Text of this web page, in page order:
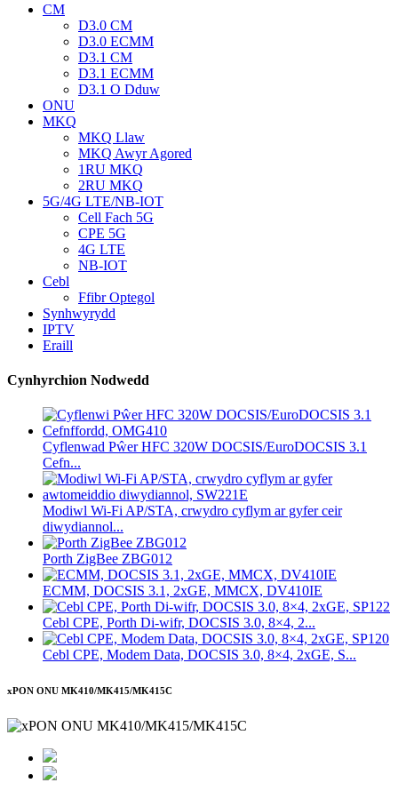
CM
D3.0 CM
D3.0 ECMM
D3.1 CM
D3.1 ECMM
D3.1 O Dduw
ONU
MKQ
MKQ Llaw
MKQ Awyr Agored
1RU MKQ
2RU MKQ
5G/4G LTE/NB-IOT
Cell Fach 5G
CPE 5G
4G LTE
NB-IOT
Cebl
Ffibr Optegol
Synhwyrydd
IPTV
Eraill
Cynhyrchion Nodwedd
Cyflenwad Pŵer HFC 320W DOCSIS/EuroDOCSIS 3.1
Cefn...
Modiwl Wi-Fi AP/STA, crwydro cyflym ar gyfer ceir
diwydiannol...
Porth ZigBee ZBG012
ECMM, DOCSIS 3.1, 2xGE, MMCX, DV410IE
Cebl CPE, Porth Di-wifr, DOCSIS 3.0, 8×4, 2...
Cebl CPE, Modem Data, DOCSIS 3.0, 8×4, 2xGE, S...
xPON ONU MK410/MK415/MK415C